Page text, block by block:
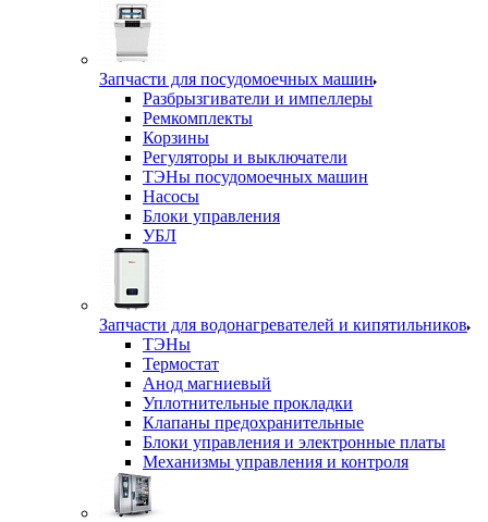
Запчасти для посудомоечных машин
Разбрызгиватели и импеллеры
Ремкомплекты
Корзины
Регуляторы и выключатели
ТЭНы посудомоечных машин
Насосы
Блоки управления
УБЛ
Запчасти для водонагревателей и кипятильников
ТЭНы
Термостат
Анод магниевый
Уплотнительные прокладки
Клапаны предохранительные
Блоки управления и электронные платы
Механизмы управления и контроля